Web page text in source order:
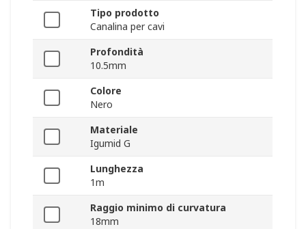
Tipo prodotto
Canalina per cavi
Profondità
10.5mm
Colore
Nero
Materiale
Igumid G
Lunghezza
1m
Raggio minimo di curvatura
18mm